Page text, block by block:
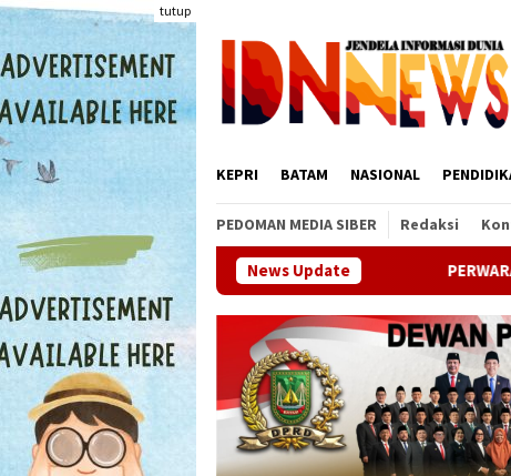
Loncat
ke
konten
tutup
KEPRI BATAM NASIONAL
PEDOMAN MEDIA SIBER Redaksi
News Update
PERWARA Indonesia Perkuat Sinergi